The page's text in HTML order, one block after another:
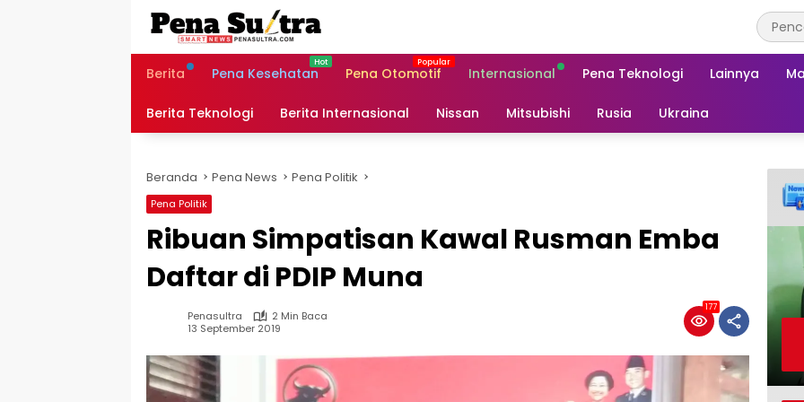
Berita
Pena Kesehatan Pena Otomotif Internasional Pena Teknologi Lainnya
Berita Teknologi Berita Internasional Nissan Mitsubishi Rusia Ukraina
Beranda Pena News Pena Politik
Pena Politik
Ribuan Simpatisan Kawal Rusman Emba
Daftar di PDIP Muna
Penasultra
2 Min Baca
13 September 2019
177